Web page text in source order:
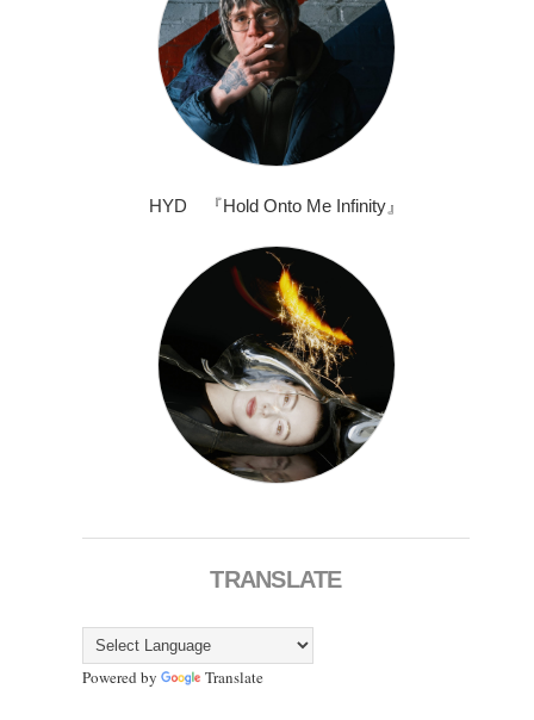
HYD 『Hold Onto Me Infinity』
TRANSLATE
Powered by Translate